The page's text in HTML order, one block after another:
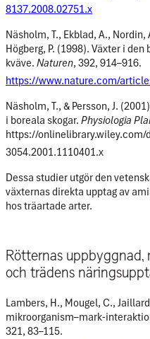
8137.2008.02751.x
Näsholm, T., Ekblad, A., Nordin,
Högberg, P. (1998). Växter i
kväve. Naturen, 392, 914–916.
https://www.nature.com/
Näsholm, T., & Persson, J.
i boreala skogar. Physiologia
https://
3054.2001.1110401.x
Dessa studier utgör den
växternas direkta upptag av
hosträartade arter.
Rötternas
och trädens
Lambers, H., Mougel, C.,
mikroorganism–mark-
321, 83–115.